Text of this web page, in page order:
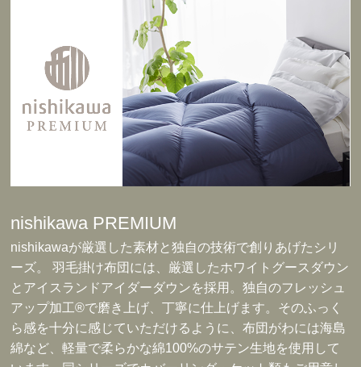
nishikawa PREMIUM
nishikawaが厳選した素材と独自の技術で創りあげたシリ
ーズ。 羽毛掛け布団には、厳選したホワイトグースダウン
とアイスランドアイダーダウンを採用。独自のフレッシュ
アップ加工®で磨き上げ、丁寧に仕上げます。そのふっく
ら感を十分に感じていただけるように、布団がわには海島
綿など、軽量で柔らかな綿100%のサテン生地を使用して